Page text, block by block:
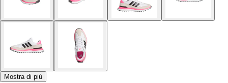
Mostra di più